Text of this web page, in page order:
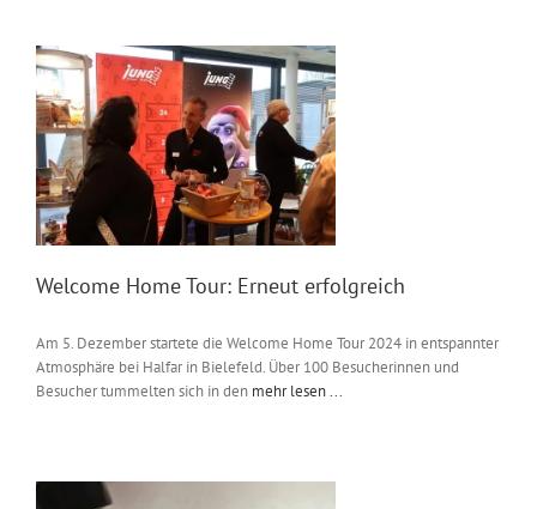
Welcome Home Tour: Erneut erfolgreich
Am 5. Dezember startete die Welcome Home Tour 2024 in entspannter
Atmosphäre bei Halfar in Bielefeld. Über 100 Besucherinnen und
Besucher tummelten sich in den mehr lesen ...